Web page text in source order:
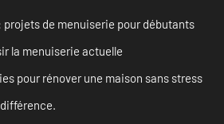
de menuiserie pour débutants
la menuiserie actuelle
pour rénover une maison sans stress